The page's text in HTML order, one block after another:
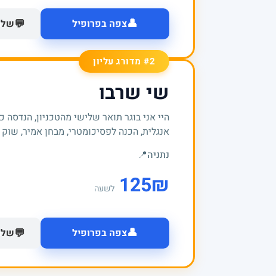
👤צפה בפרופיל 💬
#2 מדורג עליון
שי שרבו
אנגלית, הכנה לפסיכומטרי, מבחן אמיר, שוק
נתניה📍
₪
125 לשעה
👤צפה בפרופיל 💬